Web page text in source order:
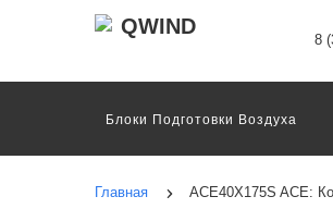
8
Блоки Подготовки Воздуха
Motion Terminal
Главная ACE40X175S ACE: